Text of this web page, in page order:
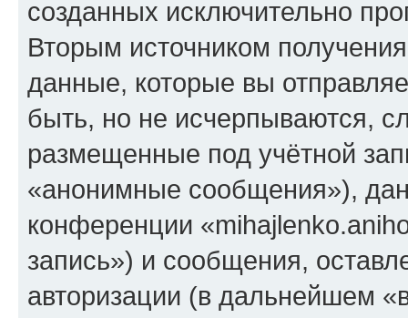
созданных исключительно
Вторым источником
данные, которые вы
быть, но не исчерпываются,
размещенные под учётной
«анонимные сообщения»),
конференции
запись») и сообщения,
авторизации (в дальнейшем